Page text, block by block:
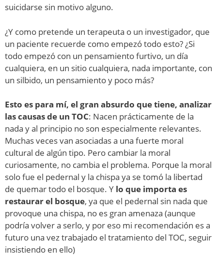
suicidarse sin motivo alguno.
¿Y como pretende un terapeuta o un investigador, que
un paciente recuerde como empezó todo esto? ¿Si
todo empezó con un pensamiento furtivo, un día
cualquiera, en un sitio cualquiera, nada importante, con
un silbido, un pensamiento y poco más?
Esto es para mí, el gran absurdo que tiene, analizar
las causas de un TOC: Nacen prácticamente de la
nada y al principio no son especialmente relevantes.
Muchas veces van asociadas a una fuerte moral
cultural de algún tipo. Pero cambiar la moral
curiosamente, no cambia el problema. Porque la moral
solo fue el pedernal y la chispa ya se tomó la libertad
de quemar todo el bosque. Y lo que importa es
restaurar el bosque, ya que el pedernal sin nada que
provoque una chispa, no es gran amenaza (aunque
podría volver a serlo, y por eso mi recomendación es a
futuro una vez trabajado el tratamiento del TOC, seguir
insistiendo en ello)